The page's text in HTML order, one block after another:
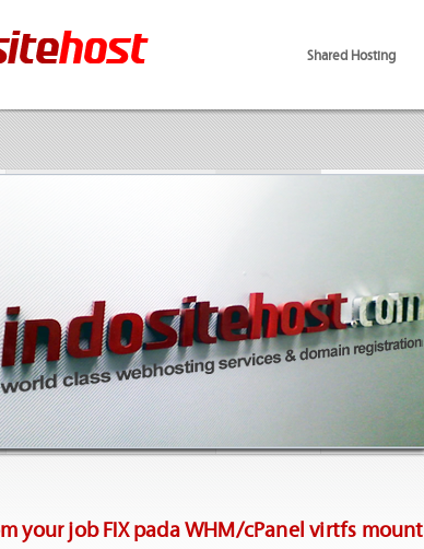
Shared Hosting
your job FIX pada WHM/cPanel virtfs mount